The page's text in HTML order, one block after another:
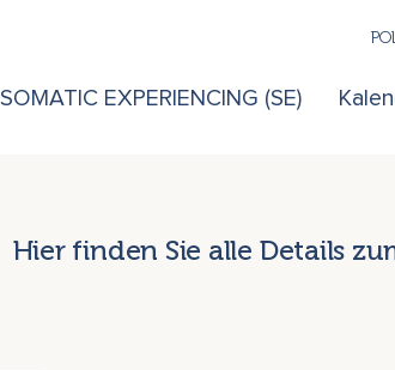
SOMATIC EXPERIENCING (SE)
Hier finden Sie alle Details